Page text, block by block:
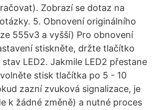
Zobrazí se dotaz na
5. Obnovení originálního
555v3 a vyšší) Pro obnovení
stiskněte, držte tlačítko
stav LED2. Jakmile LED2 přestane
stisk tlačítka po 5 - 10
zazní zvuková signalizace, je
k žádné změně) a nutné proces